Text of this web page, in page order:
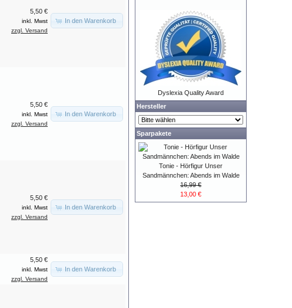
5,50 €
inkl. Mwst
zzgl. Versand
In den Warenkorb
5,50 €
inkl. Mwst
zzgl. Versand
In den Warenkorb
5,50 €
inkl. Mwst
zzgl. Versand
In den Warenkorb
5,50 €
inkl. Mwst
zzgl. Versand
In den Warenkorb
Dyslexia Quality Award
Hersteller
Sparpakete
Tonie - Hörfigur Unser
Sandmännchen: Abends im Walde
16,99 €
13,00 €